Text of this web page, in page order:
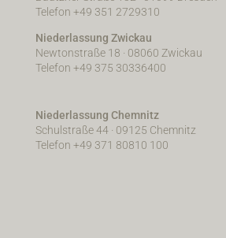
Telefon +49 351 2729310
Niederlassung Zwickau
Newtonstraße 18 · 08060 Zwickau
Telefon +49 375 30336400
Niederlassung Chemnitz
Schulstraße 44 · 09125 Chemnitz
Telefon +49 371 80810 100